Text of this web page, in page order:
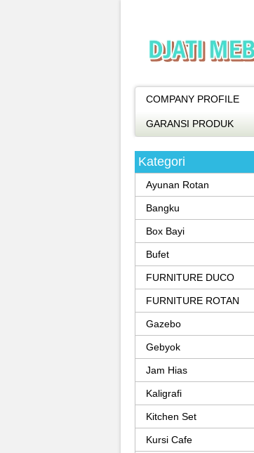
COMPANY PROFILE
GARANSI PRODUK
Kategori
Ayunan Rotan
Bangku
Box Bayi
Bufet
FURNITURE DUCO
FURNITURE ROTAN
Gazebo
Gebyok
Jam Hias
Kaligrafi
Kitchen Set
Kursi Cafe